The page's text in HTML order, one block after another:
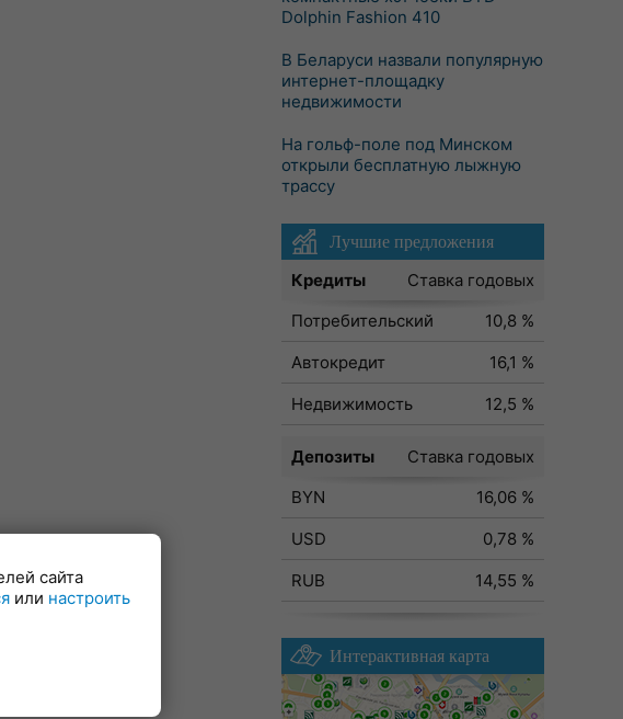
Dolphin Fashion 410
В Беларуси назвали популярную
интернет-площадку
недвижимости
На гольф-поле под Минском
открыли бесплатную лыжную
трассу
Лучшие предложения
Кредиты
Ставка годовых
Потребительский
10,8 %
Автокредит
16,1 %
Недвижимость
12,5 %
Депозиты
Ставка годовых
BYN
16,06 %
USD
0,78 %
RUB
14,55 %
Интерактивная карта
сайта
или настроить